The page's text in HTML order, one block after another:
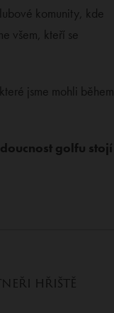
komunity, kde
všem, kteří se
jsme mohli během
golfu stojí
hřiště